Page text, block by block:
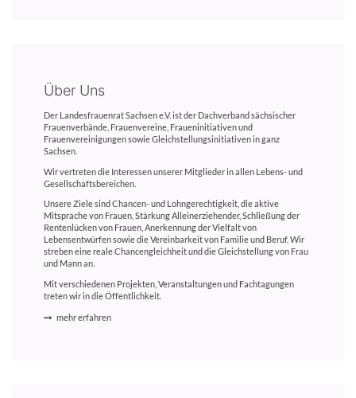
Über Uns
Der Landesfrauenrat Sachsen e.V. ist der Dachverband sächsischer
Frauenverbände, Frauenvereine, Fraueninitiativen und
Frauenvereinigungen sowie Gleichstellungsinitiativen in ganz
Sachsen.
Wir vertreten die Interessen unserer Mitglieder in allen Lebens- und
Gesellschaftsbereichen.
Unsere Ziele sind Chancen- und Lohngerechtigkeit, die aktive
Mitsprache von Frauen, Stärkung Alleinerziehender, Schließung der
Rentenlücken von Frauen, Anerkennung der Vielfalt von
Lebensentwürfen sowie die Vereinbarkeit von Familie und Beruf. Wir
streben eine reale Chancengleichheit und die Gleichstellung von Frau
und Mann an.
Mit verschiedenen Projekten, Veranstaltungen und Fachtagungen
treten wir in die Öffentlichkeit.
mehr erfahren